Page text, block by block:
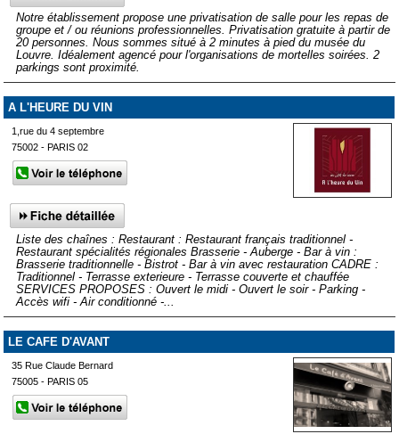
Notre établissement propose une privatisation de salle pour les repas de
groupe et / ou réunions professionnelles. Privatisation gratuite à partir de
20 personnes. Nous sommes situé à 2 minutes à pied du musée du
Louvre. Idéalement agencé pour l'organisations de mortelles soirées. 2
parkings sont proximité.
A L'HEURE DU VIN
1,rue du 4 septembre
75002 - PARIS 02
Liste des chaînes : Restaurant : Restaurant français traditionnel -
Restaurant spécialités régionales Brasserie - Auberge - Bar à vin :
Brasserie traditionnelle - Bistrot - Bar à vin avec restauration CADRE :
Traditionnel - Terrasse exterieure - Terrasse couverte et chauffée
SERVICES PROPOSES : Ouvert le midi - Ouvert le soir - Parking -
Accès wifi - Air conditionné -...
LE CAFE D'AVANT
35 Rue Claude Bernard
75005 - PARIS 05